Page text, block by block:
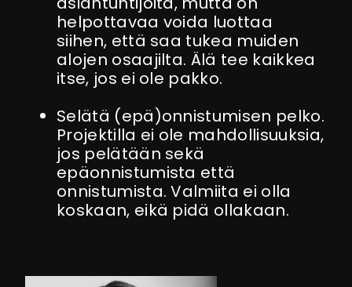
helpottavaa voida luottaa
siihen, että saa tukea muiden
alojen osaajilta. Älä tee kaikkea
itse, jos ei ole pakko.
Selätä (epä)onnistumisen pelko.
Projektilla ei ole mahdollisuuksia,
jos pelätään sekä
epäonnistumista että
onnistumista. Valmiita ei olla
koskaan, eikä pidä ollakaan.